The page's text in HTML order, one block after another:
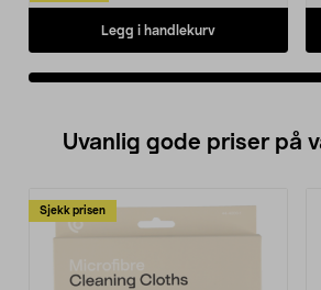
Legg i handlekurv
Uvanlig gode priser på
Sjekk prisen